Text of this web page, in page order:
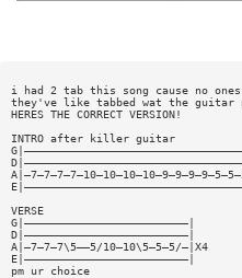
i had 2 tab this song cause no
they've like tabbed wat the guitar plays
HERES THE CORRECT VERSION!
INTRO after killer guitar
VERSE
G|—————————————————————————|
D|—————————————————————————|
A|—7—7—7\5——5/10—10\5—5—5/—|X4
E|—————————————————————————|
pm ur choice